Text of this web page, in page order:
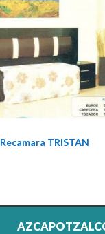
Recamara TRISTAN